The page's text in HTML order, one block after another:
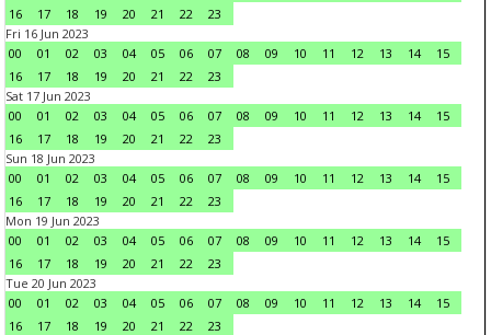
16
17 18 19 20 21 22
23
Fri 16 Jun 2023
00
01 02 03 04 05 06 07 08 09 10 11 12 13 14
15
16
17 18 19 20 21 22
23
Sat 17 Jun 2023
00
01 02 03 04 05 06 07 08 09 10 11 12 13 14
15
16
17 18 19 20 21 22
23
Sun 18 Jun 2023
00
01 02 03 04 05 06 07 08 09 10 11 12 13 14
15
16
17 18 19 20 21 22
23
Mon 19 Jun 2023
00
01 02 03 04 05 06 07 08 09 10 11 12 13 14
15
16
17 18 19 20 21 22
23
Tue 20 Jun 2023
00
01 02 03 04 05 06 07 08 09 10 11 12 13 14
15
16
17 18 19 20 21 22
23